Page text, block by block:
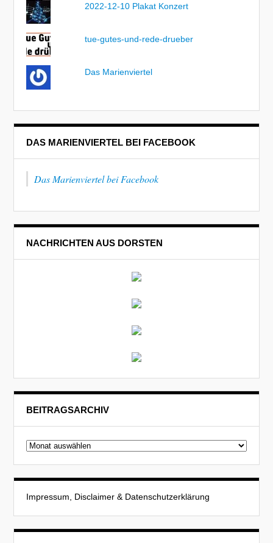
2022-12-10 Plakat Konzert
tue-gutes-und-rede-drueber
Das Marienviertel
DAS MARIENVIERTEL BEI FACEBOOK
Das Marienviertel bei Facebook
NACHRICHTEN AUS DORSTEN
BEITRAGSARCHIV
Beitragsarchiv
Impressum, Disclaimer & Datenschutzerklärung